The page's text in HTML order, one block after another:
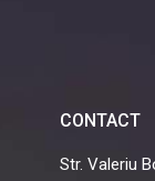
CONTACT
Str. Valeriu